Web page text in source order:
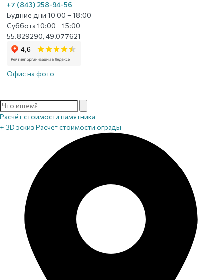
+7 (843) 258-94-56
Будние дни 10:00 – 18:00
Суббота 10:00 – 15:00
55.829290, 49.077621
Офис на фото
Расчёт стоимости памятника
+ 3D эскиз Расчёт стоимости ограды